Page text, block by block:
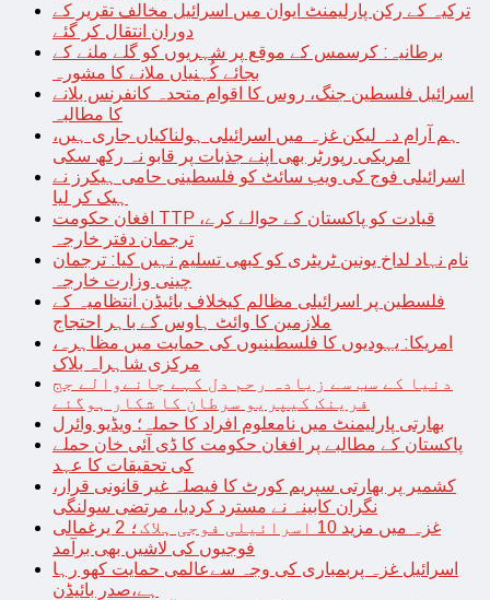
ترکیہ کے رکن پارلیمنٹ ایوان میں اسرائیل مخالف تقریر کے
دوران انتقال کر گئے
برطانیہ: کرسمس کے موقع پر شہریوں کو گلے ملنے کے
بجائے کُہنیاں ملانے کا مشورہ
اسرائیل فلسطین جنگ، روس کا اقوام متحدہ کانفرنس بلانے
کا مطالبہ
ہم آرام دہ لیکن غزہ میں اسرائیلی ہولناکیاں جاری ہیں،
امریکی رپورٹر بھی اپنے جذبات پر قابو نہ رکھ سکی
اسرائیلی فوج کی ویب سائٹ کو فلسطینی حامی ہیکرز نے
ہیک کر لیا
افغان حکومت TTP قیادت کو پاکستان کے حوالے کرے،
ترجمان دفتر خارجہ
نام نہاد لداخ یونین ٹریٹری کو کبھی تسلیم نہیں کیا: ترجمان
چینی وزارت خارجہ
فلسطین پر اسرائیلی مظالم کیخلاف بائیڈن انتظامیہ کے
ملازمین کا وائٹ ہاوس کے باہر احتجاج
امریکا: یہودیوں کا فلسطینیوں کی حمایت میں مظاہرہ،
مرکزی شاہراہ بلاک
دنیا کے سب سے زیادہ رحم دل کہے جانےوالے جج
فرینک کیپریو سرطان کا شکار ہوگئے
بھارتی پارلیمنٹ میں نامعلوم افراد کا حملہ؛ ویڈیو وائرل
پاکستان کے مطالبے پر افغان حکومت کا ڈی آئی خان حملے
کی تحقیقات کا عہد
کشمیر پر بھارتی سپریم کورٹ کا فیصلہ غیر قانونی قرار،
نگران کابینہ نے مسترد کردیا، مرتضی سولنگی
غزہ میں مزید 10 اسرائیلی فوجی ہلاک؛ 2 یرغمالی
فوجیوں کی لاشیں بھی برآمد
اسرائیل غزہ پربمباری کی وجہ سےعالمی حمایت کھو رہا
ہے،صدر بائیڈن